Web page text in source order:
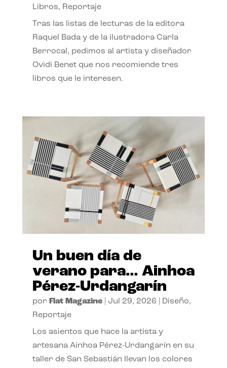
Libros, Reportaje
Tras las listas de lecturas de la editora
Raquel Bada y de la ilustradora Carla
Berrocal, pedimos al artista y diseñador
Ovidi Benet que nos recomiende tres
libros que le interesen.
Un buen día de
verano para… Ainhoa
Pérez-Urdangarín
por Flat Magazine| Jul 29, 2026 Diseño,
Reportaje
Los asientos que hace la artista y
artesana Ainhoa Pérez-Urdangarín en su
taller de San Sebastián llevan los colores